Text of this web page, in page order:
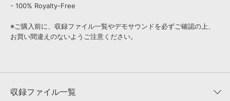
- 100% Royalty-Free
※ご購入前に、収録ファイル一覧やデモサウンドを必ずご確認の上、
お買い間違えのないようご注意ください。
収録ファイル一覧